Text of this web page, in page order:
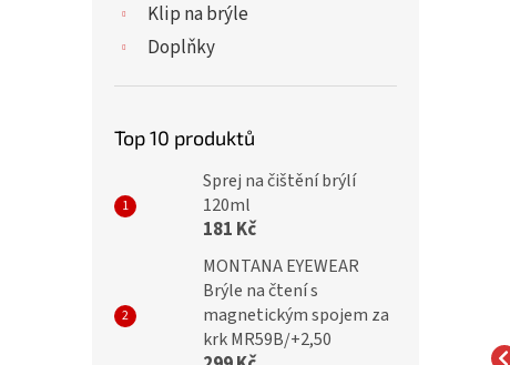
Klip na brýle
Doplňky
Top 10 produktů
Sprej na čištění brýlí
120ml
181 Kč
MONTANA EYEWEAR
Brýle na čtení s
magnetickým spojem za
krk MR59B/+2,50